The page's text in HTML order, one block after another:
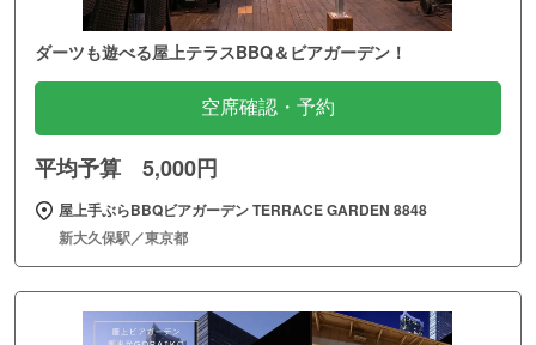
ダーツも遊べる屋上テラスBBQ＆ビアガーデン！
空席確認・予約
平均予算 5,000円
屋上手ぶらBBQビアガーデン TERRACE GARDEN 8848
新大久保駅／東京都